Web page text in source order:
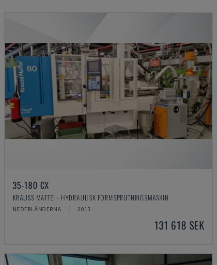
35-180 CX
KRAUSS MAFFEI - HYDRAULISK FORMSPRUTNINGSMASKIN
NEDERLÄNDERNA 2013
131 618 SEK